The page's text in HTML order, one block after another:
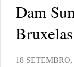
Dam
Bruxelas
18 SETEMBRO,